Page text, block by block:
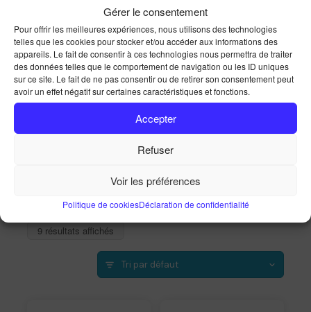
Gérer le consentement
Pour offrir les meilleures expériences, nous utilisons des technologies
telles que les cookies pour stocker et/ou accéder aux informations des
appareils. Le fait de consentir à ces technologies nous permettra de traiter
des données telles que le comportement de navigation ou les ID uniques
sur ce site. Le fait de ne pas consentir ou de retirer son consentement peut
avoir un effet négatif sur certaines caractéristiques et fonctions.
Accepter
Refuser
Voir les préférences
Politique de cookiesDéclaration de confidentialité
Basé à La Réunion · 974
Bureautique Reunion Ei
Intégrateur de solutions d'impression Bureautique et
DTF à la Réunion
Etiqueteuses Brother à ruban
9 résultats affichés